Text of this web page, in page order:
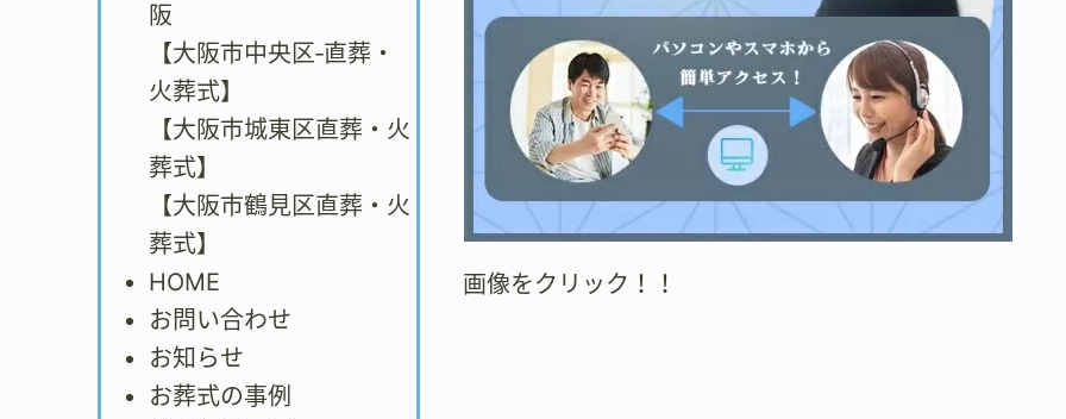
阪
【大阪市中央区‐直葬・
火葬式】
【大阪市城東区直葬・火
葬式】
【大阪市鶴見区直葬・火
葬式】
HOME
お問い合わせ
お知らせ
お葬式の事例
画像をクリック！！